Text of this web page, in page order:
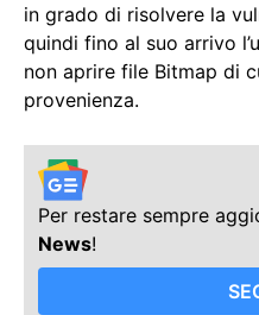
in grado di risolvere la
quindi fino al suo arrivo
non aprire file Bitmap di
provenienza.
Per restare sempre
News!